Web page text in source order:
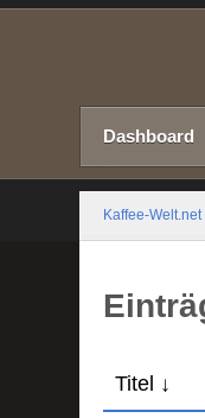
Dashboard
Kaffee-
Titel